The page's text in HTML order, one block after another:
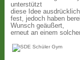
unterstützt
diese Idee
fest, jedoch haben
Wunsch geäußert,
erneut an einem